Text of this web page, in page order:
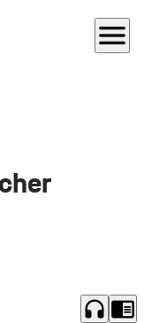
menu
headphones chrome_reader_mode